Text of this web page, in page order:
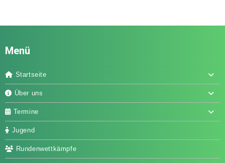
Menü
Startseite
Über uns
Termine
Jugend
Rundenwettkämpfe